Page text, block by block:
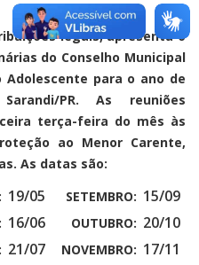
legais, apresenta o
do Conselho Municipal
Adolescente para o ano de
PR. As reuniões
terça-feira do mês às
ao Menor Carente,
As datas são:
19/05 SETEMBRO: 15/09
16/06 OUTUBRO: 20/10
21/07 NOVEMBRO: 17/11